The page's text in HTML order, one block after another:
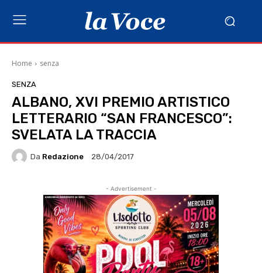
Home senza
SENZA
ALBANO, XVI PREMIO ARTISTICO
LETTERARIO “SAN FRANCESCO”:
SVELATA LA TRACCIA
Da Redazione 28/04/2017
- Advertisement -